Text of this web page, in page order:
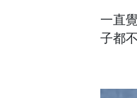
一直
子都